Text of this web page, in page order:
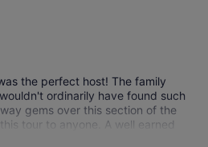
the perfect host! The family
ordinarily have found such
gems over this section of the
tour to anyone. A well earned
Ichi!!!